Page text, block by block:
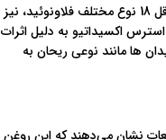
مطالعات نشان می‌دهد که آنتی اکسیدان های موجود در این ادویه، از جمله اسید های فنلیک و حداقل 18 نوع مختلف فلاونوئید، نیز
اکسیداتیو به دلیل اثرات
ها مانند نوعی ریحان به
نشان می‌دهند که این روغن